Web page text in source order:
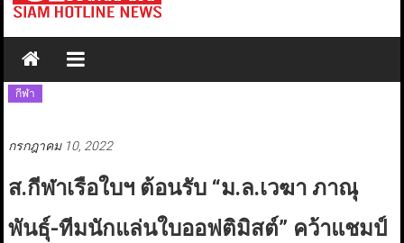
กีฬา
กรกฎาคม 10, 2022
ส.กีฬาเรือใบฯ ต้อนรับ “ม.ล.เวฆา ภาณุ
พันธุ์-ทีมนักแล่นใบออฟติมิสต์” คว้าแชมป์